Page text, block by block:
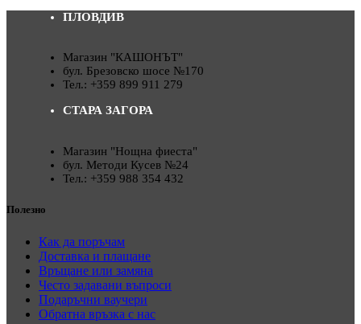
ПЛОВДИВ
Магазин "КАШОНЪТ"
бул. Брезовско шосе №170
Тел.: +359 899 911 279
СТАРА ЗАГОРА
Магазин "Нощна фиеста"
бул. Методи Кусев №24
Тел.: +359 988 354 432
Полезно
Как да поръчам
Доставка и плащане
Връщане или замяна
Често задавани въпроси
Подаръчни ваучери
Обратна връзка с нас